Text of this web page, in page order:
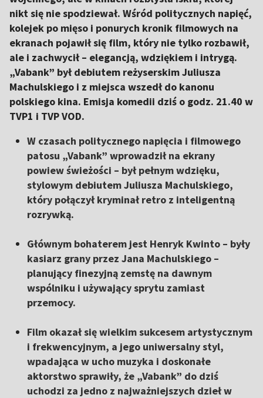
nikt się nie spodziewał. Wśród politycznych napięć,
kolejek po mięso i ponurych kronik filmowych na
ekranach pojawił się film, który nie tylko rozbawił,
ale i zachwycił – elegancją, wdziękiem i intrygą.
„Vabank” był debiutem reżyserskim Juliusza
Machulskiego i z miejsca wszedł do kanonu
polskiego kina. Emisja komedii dziś o godz. 21.40 w
TVP1 i TVP VOD.
W czasach politycznego napięcia i filmowego
patosu „Vabank” wprowadził na ekrany
powiew świeżości – był pełnym wdzięku,
stylowym debiutem Juliusza Machulskiego,
który połączył kryminał retro z inteligentną
rozrywką.
Głównym bohaterem jest Henryk Kwinto – były
kasiarz grany przez Jana Machulskiego –
planujący finezyjną zemstę na dawnym
wspólniku i używający sprytu zamiast
przemocy.
Film okazał się wielkim sukcesem artystycznym
i frekwencyjnym, a jego uniwersalny styl,
wpadająca w ucho muzyka i doskonałe
aktorstwo sprawiły, że „Vabank” do dziś
uchodzi za jedno z najważniejszych dzieł w